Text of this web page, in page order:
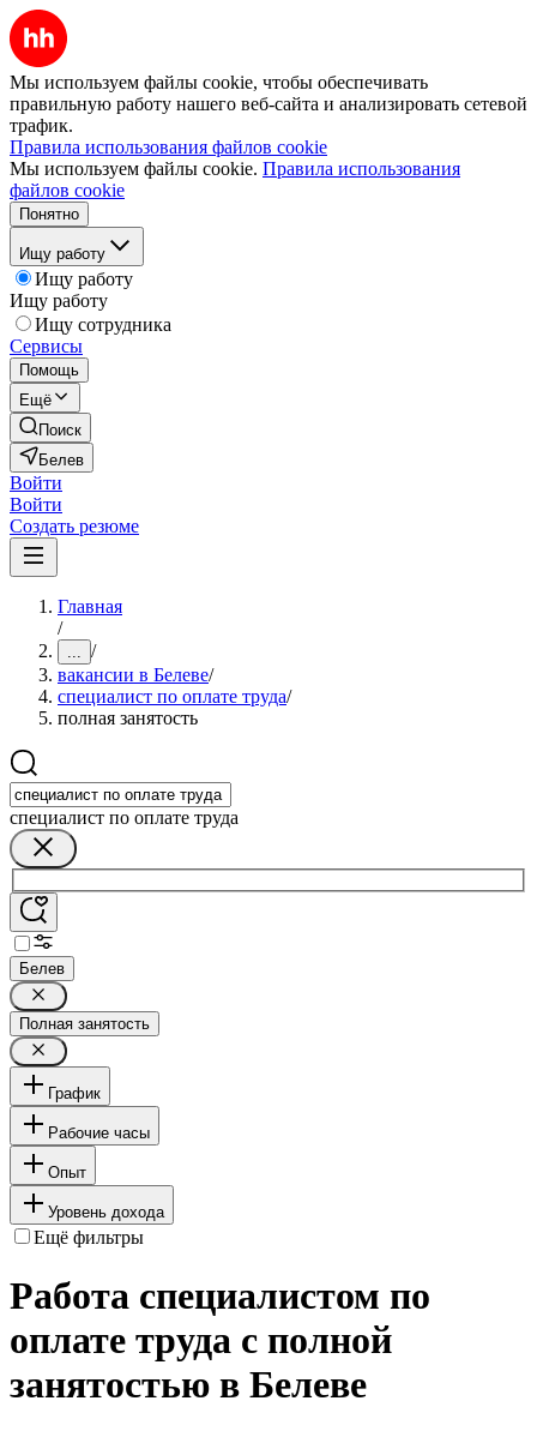
Мы используем файлы cookie, чтобы обеспечивать
правильную работу нашего веб-сайта и анализировать сетевой
трафик.
Правила использования файлов cookie
Мы используем файлы cookie. Правила использования
файлов cookie
Понятно
Ищу работу
Ищу работу
Ищу работу
Ищу сотрудника
Сервисы
Помощь
Ещё
Поиск
Белев
Войти
Войти
Создать резюме
Главная
/
... /
вакансии в Белеве/
специалист по оплате труда/
полная занятость
специалист по оплате труда
Белев
Полная занятость
График
Рабочие часы
Опыт
Уровень дохода
Ещё фильтры
Работа специалистом по
оплате труда с полной
занятостью в Белеве